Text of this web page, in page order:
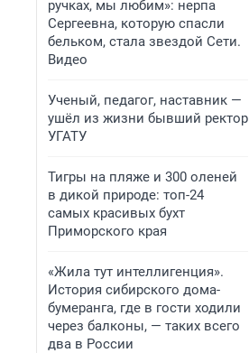
ручках, мы любим»: нерпа
Сергеевна, которую спасли
бельком, стала звездой Сети.
Видео
Ученый, педагог, наставник —
ушёл из жизни бывший ректор
УГАТУ
Тигры на пляже и 300 оленей
в дикой природе: топ-24
самых красивых бухт
Приморского края
«Жила тут интеллигенция».
История сибирского дома-
бумеранга, где в гости ходили
через балконы, — таких всего
два в России